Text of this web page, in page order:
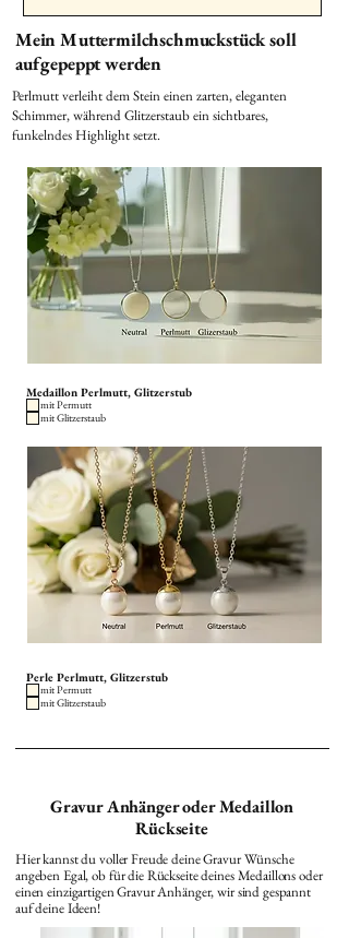
Mein Muttermilchschmuckstück soll
aufgepeppt werden
Perlmutt verleiht dem Stein einen zarten, eleganten
Schimmer, während Glitzerstaub ein sichtbares,
funkelndes Highlight setzt.
Medaillon Perlmutt, Glitzerstub
mit Permutt
mit Glitzerstaub
Perle Perlmutt, Glitzerstub
mit Permutt
mit Glitzerstaub
Gravur Anhänger oder Medaillon
Rückseite
Hier kannst du voller Freude deine Gravur Wünsche
angeben Egal, ob für die Rückseite deines Medaillons oder
einen einzigartigen Gravur Anhänger, wir sind gespannt
auf deine Ideen!